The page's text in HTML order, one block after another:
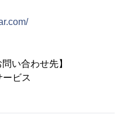
い合わせ先】
ビス